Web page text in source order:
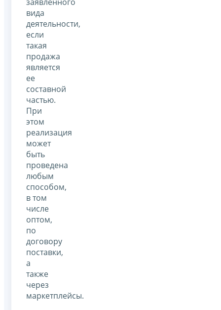
вида
деятельности,
если
такая
продажа
является
ее
составной
частью.
При
этом
реализация
может
быть
проведена
любым
способом,
в том
числе
оптом,
по
договору
поставки,
а
также
через
маркетплейсы.